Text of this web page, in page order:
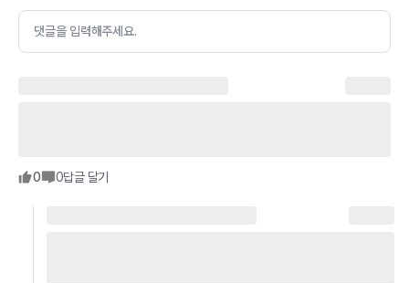
댓글을 입력해주세요.
0 0답글 달기